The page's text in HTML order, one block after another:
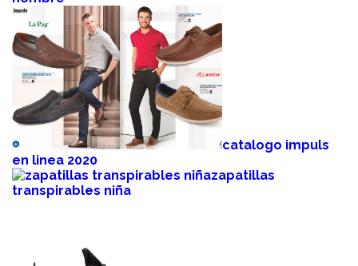
catalogo impuls
en linea 2020
zapatillas
transpirables niña